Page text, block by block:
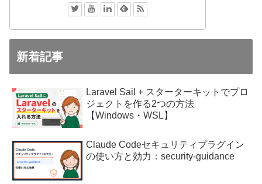
新着記事
Laravel Sail + スターターキットでプロ
ジェクトを作る2つの方法
【Windows・WSL】
Claude Codeセキュリティプラグイン
の使い方と効力：security-guidance